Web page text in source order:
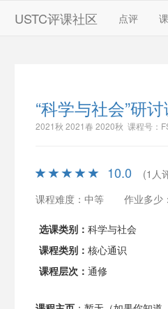
USTC评课社区 点评
“科学与社会”研
2021秋 2021春 2020秋 课程号：
10.0
(1人
课程难度：中等
作业多少
选课类别： 科学与社会
课程类别： 核心通识
课程层次： 通修